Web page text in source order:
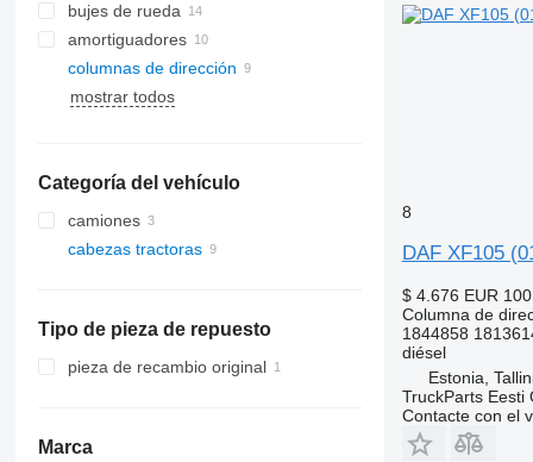
bujes de rueda
amortiguadores
columnas de dirección
mostrar todos
Categoría del vehículo
camiones
cabezas tractoras
Tipo de pieza de repuesto
pieza de recambio original
Marca
8
DAF XF105
$ 4.676 EUR
Columna de
1844858
diésel
Estonia,
TruckParts Eesti
Contacte con el